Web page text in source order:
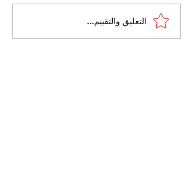
القضاء الإداري يقضي بحل
نقابة "كنابست"
التعليق والتقييم...